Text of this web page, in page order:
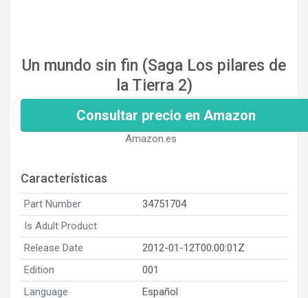
Un mundo sin fin (Saga Los pilares de
la Tierra 2)
Consultar precio en Amazon
Amazon.es
Características
Part Number
34751704
Is Adult Product
Release Date
2012-01-12T00:00:01Z
Edition
001
Language
Español